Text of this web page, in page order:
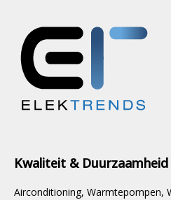
Kwaliteit & Duurzaamheid
Airconditioning, Warmtepompen,